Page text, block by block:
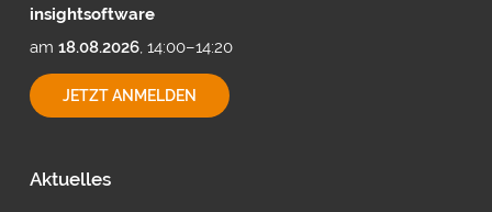
insightsoftware
am 18.08.2026, 14:00–14:20
JETZT ANMELDENINDIVIDUELLE
PLANUNG
Aktuelles